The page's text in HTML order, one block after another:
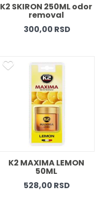
K2 SKIRON 250ML odor
removal
300,00 RSD
K2 MAXIMA LEMON
50ML
528,00 RSD